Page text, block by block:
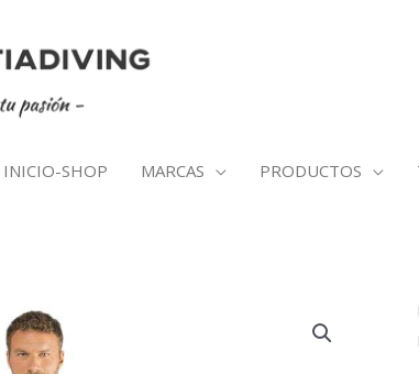
INICIO-SHOP MARCAS PRODUCTOS